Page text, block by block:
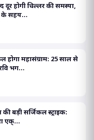
होगी चिल्लर की समस्या,
के सहय...
होगा महासंग्राम: 25 साल से
भग...
बड़ी सर्जिकल स्ट्राइक:
एक्...